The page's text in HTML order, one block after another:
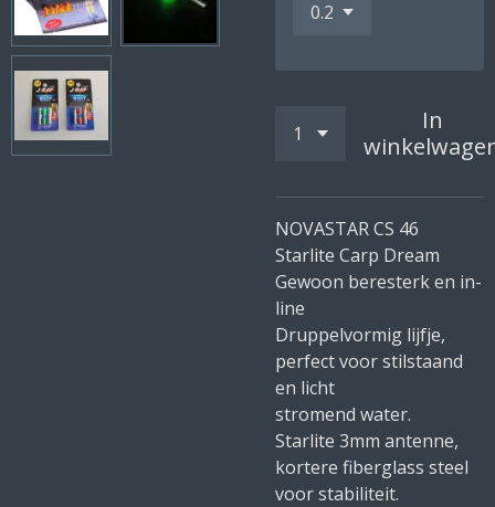
In
NOVASTAR CS 46
Starlite Carp Dream
Gewoon beresterk en in-
line
Druppelvormig lijfje,
perfect voor stilstaand
en licht
stromend water.
Starlite 3mm antenne,
kortere fiberglass steel
voor stabiliteit.